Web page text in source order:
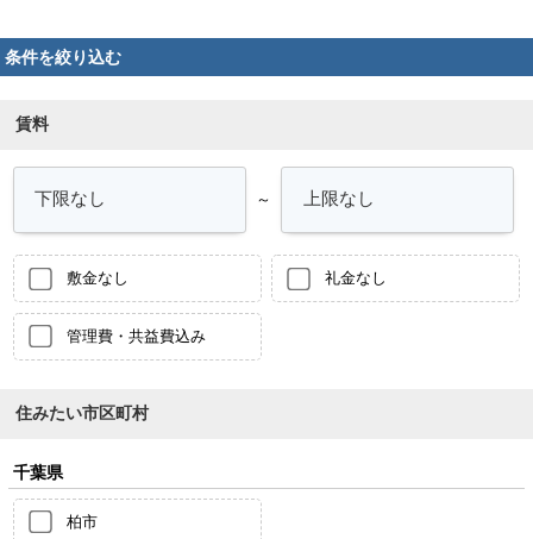
条件を絞り込む
賃料
～
敷金なし 礼金なし
管理費・共益費込み
住みたい市区町村
千葉県
柏市